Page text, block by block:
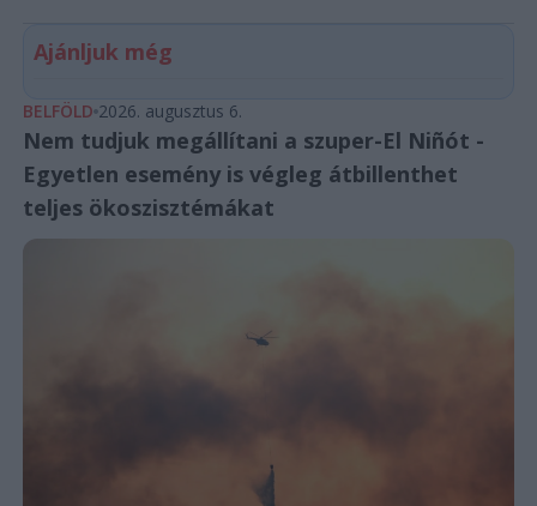
Ajánljuk még
BELFÖLD 2026. augusztus 6.
Nem tudjuk megállítani a szuper-El Niñót -
Egyetlen esemény is végleg átbillenthet
teljes ökoszisztémákat